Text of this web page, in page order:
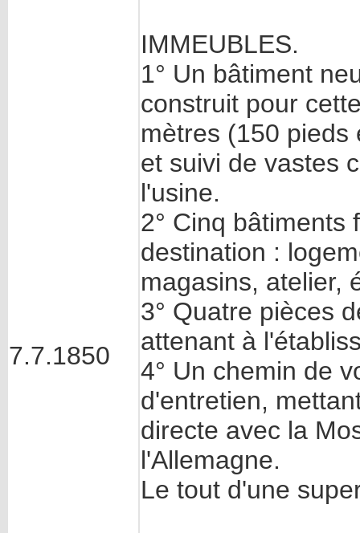
7.7.1850
IMMEUBLES.
1° Un bâtiment
construit pour
mètres (150
et suivi de vastes
l'usine.
2° Cinq bâtiments
destination :
magasins, atelier,
3° Quatre pièces
attenant à
4° Un chemin de
d'entretien,
directe avec la
l'Allemagne.
Le tout d'une